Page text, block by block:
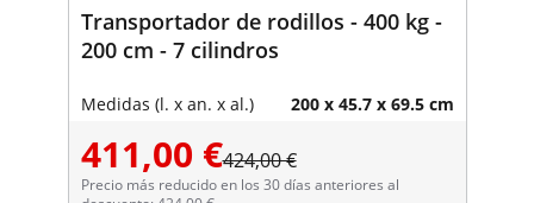
Transportador de rodillos - 400 kg -
200 cm - 7 cilindros
Medidas (l. x an. x al.) 200 x 45.7 x 69.5 cm
411,00 €424,00 €
Precio más reducido en los 30 días anteriores al